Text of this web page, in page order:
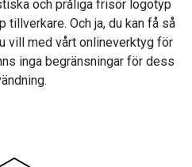
och pråliga frisör logotyp
tillverkare. Och ja, du kan få så
vill med vårt onlineverktyg för
inga begränsningar för dess